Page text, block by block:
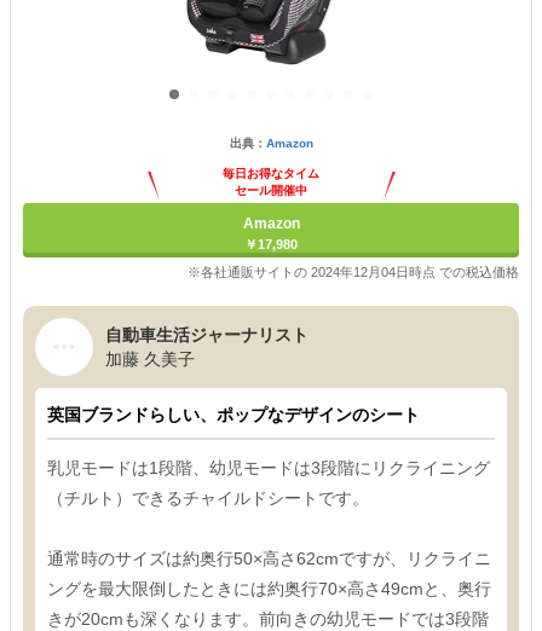
出典： Amazon
毎日お得なタイム
セール開催中
Amazon
￥17,980
※各社通販サイトの 2024年12月04日時点 での税込価格
自動車生活ジャーナリスト
加藤 久美子
英国ブランドらしい、ポップなデザインのシート
乳児モードは1段階、幼児モードは3段階にリクライニング
（チルト）できるチャイルドシートです。
通常時のサイズは約奥行50×高さ62cmですが、リクライニ
ングを最大限倒したときには約奥行70×高さ49cmと、奥行
きが20cmも深くなります。前向きの幼児モードでは3段階